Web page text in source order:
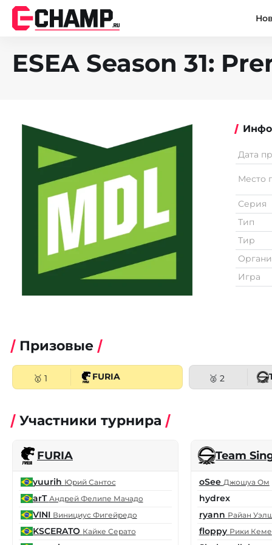
ESEA Season 31:
Дата
Место
Серия
Тип
Тир
Игра
Призовые
🥇 1 FURIA 🥈 2
Участники турнира
FURIA
yuurih Юрий Сантос
arT Андрей Фелипе Мачадо
VINI Винициус Фигейредо
KSCERATO Кайке Серато
Team
oSee Джошуа Ом
hydrex
ryann Райан
floppy Рики